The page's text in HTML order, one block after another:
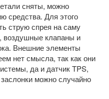
сняты, можно
средства. Для этого
струю спрея на саму
воздушные клапаны и
Внешние элементы
нет смысла, так как они
да и датчик TPS,
можно случайно